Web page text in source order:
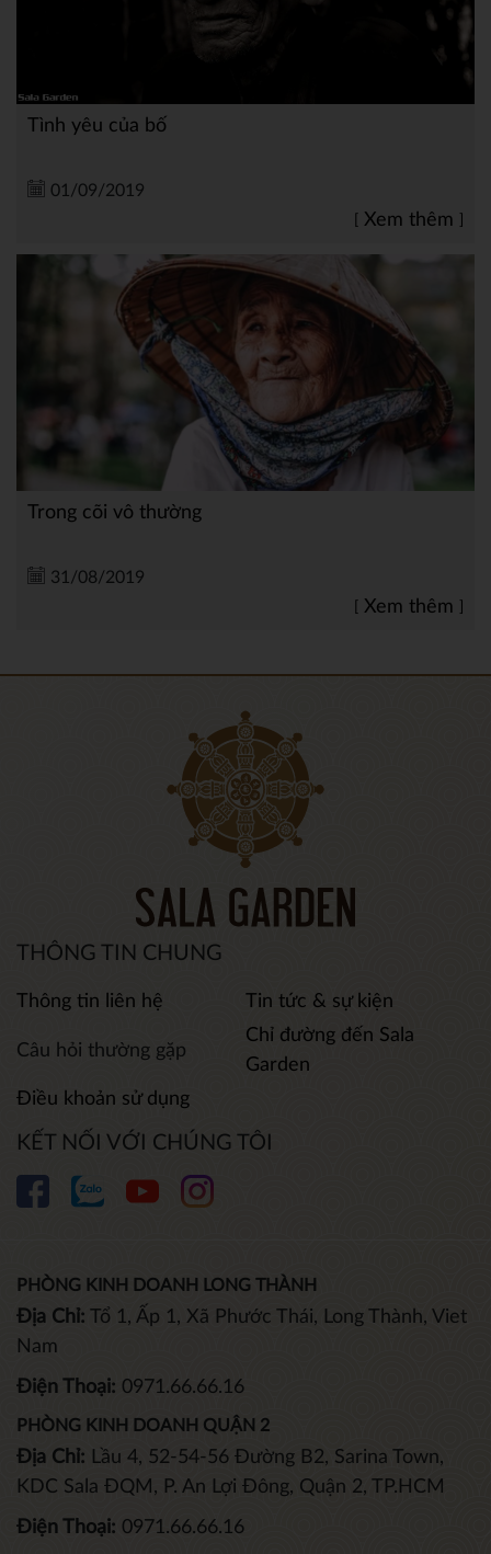
Tình yêu của bố
01/09/2019
Xem thêm
Trong cõi vô thường
31/08/2019
Xem thêm
THÔNG TIN CHUNG
Thông tin liên hệ Tin tức & sự kiện
Câu hỏi thường gặp
Chỉ đường đến Sala
Garden
Điều khoản sử dụng
KẾT NỐI VỚI CHÚNG TÔI
PHÒNG KINH DOANH LONG THÀNH
Địa Chỉ: Tổ 1, Ấp 1, Xã Phước Thái, Long Thành, Viet
Nam
Điện Thoại: 0971.66.66.16
PHÒNG KINH DOANH QUẬN 2
Địa Chỉ: Lầu 4, 52-54-56 Đường B2, Sarina Town,
KDC Sala ĐQM, P. An Lợi Đông, Quận 2, TP.HCM
Điện Thoại: 0971.66.66.16